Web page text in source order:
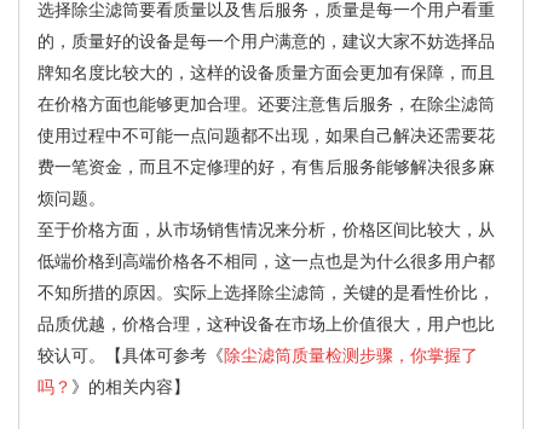
选择除尘滤筒要看质量以及售后服务，质量是每一个用户看重
的，质量好的设备是每一个用户满意的，建议大家不妨选择品
牌知名度比较大的，这样的设备质量方面会更加有保障，而且
在价格方面也能够更加合理。还要注意售后服务，在除尘滤筒
使用过程中不可能一点问题都不出现，如果自己解决还需要花
费一笔资金，而且不定修理的好，有售后服务能够解决很多麻
烦问题。
至于价格方面，从市场销售情况来分析，价格区间比较大，从
低端价格到高端价格各不相同，这一点也是为什么很多用户都
不知所措的原因。实际上选择除尘滤筒，关键的是看性价比，
品质优越，价格合理，这种设备在市场上价值很大，用户也比
较认可。【具体可参考《 除尘滤筒质量检测步骤，你掌握了
吗？ 》的相关内容】